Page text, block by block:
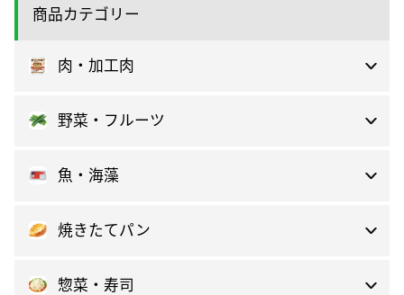
商品カテゴリー
肉・加工肉
野菜・フルーツ
魚・海藻
焼きたてパン
惣菜・寿司